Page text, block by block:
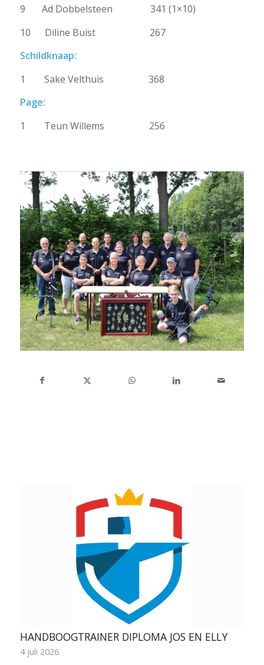
9 Ad Dobbelsteen 341 (1×10)
10 Diline Buist 267
Schildknaap:
1 Sake Velthuis 368
Page:
1 Teun Willems 256
HANDBOOGTRAINER DIPLOMA JOS EN ELLY
4 juli 2026